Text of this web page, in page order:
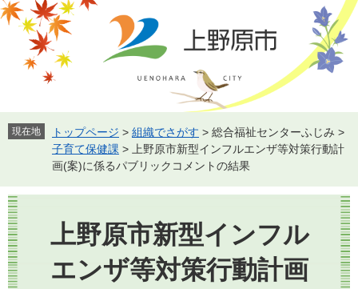
ペ
ー
す。
メ
ニ
し
て
へ
現在地 トップページ > 組織でさがす > 総合福祉センターふじみ >
子育て保健課 >
上野原市新型インフルエンザ等対策行動計
画(案)に係るパブリックコメントの結果
本
文
上野原市新型インフル
エンザ等対策行動計画